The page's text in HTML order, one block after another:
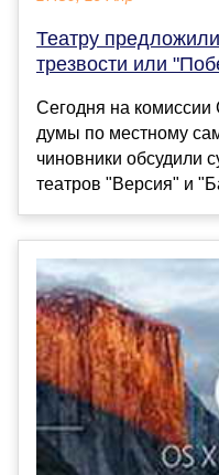
Театру
трезвости или
Сегодня на комиссии
думы по местному
чиновники обсудили
театров "Версия" и